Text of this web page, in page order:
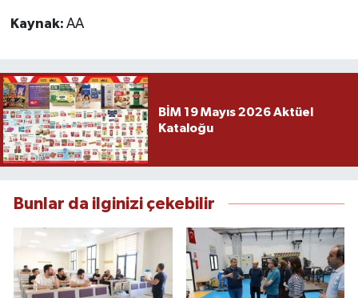
Kaynak: AA
BİM 19 Mayıs 2026 Aktüel
Kataloğu
Bunlar da ilginizi çekebilir